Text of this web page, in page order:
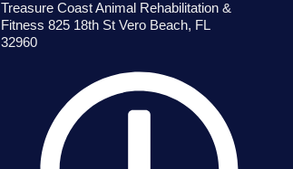
Treasure Coast Animal Rehabilitation &
Fitness 825 18th St Vero Beach, FL
32960